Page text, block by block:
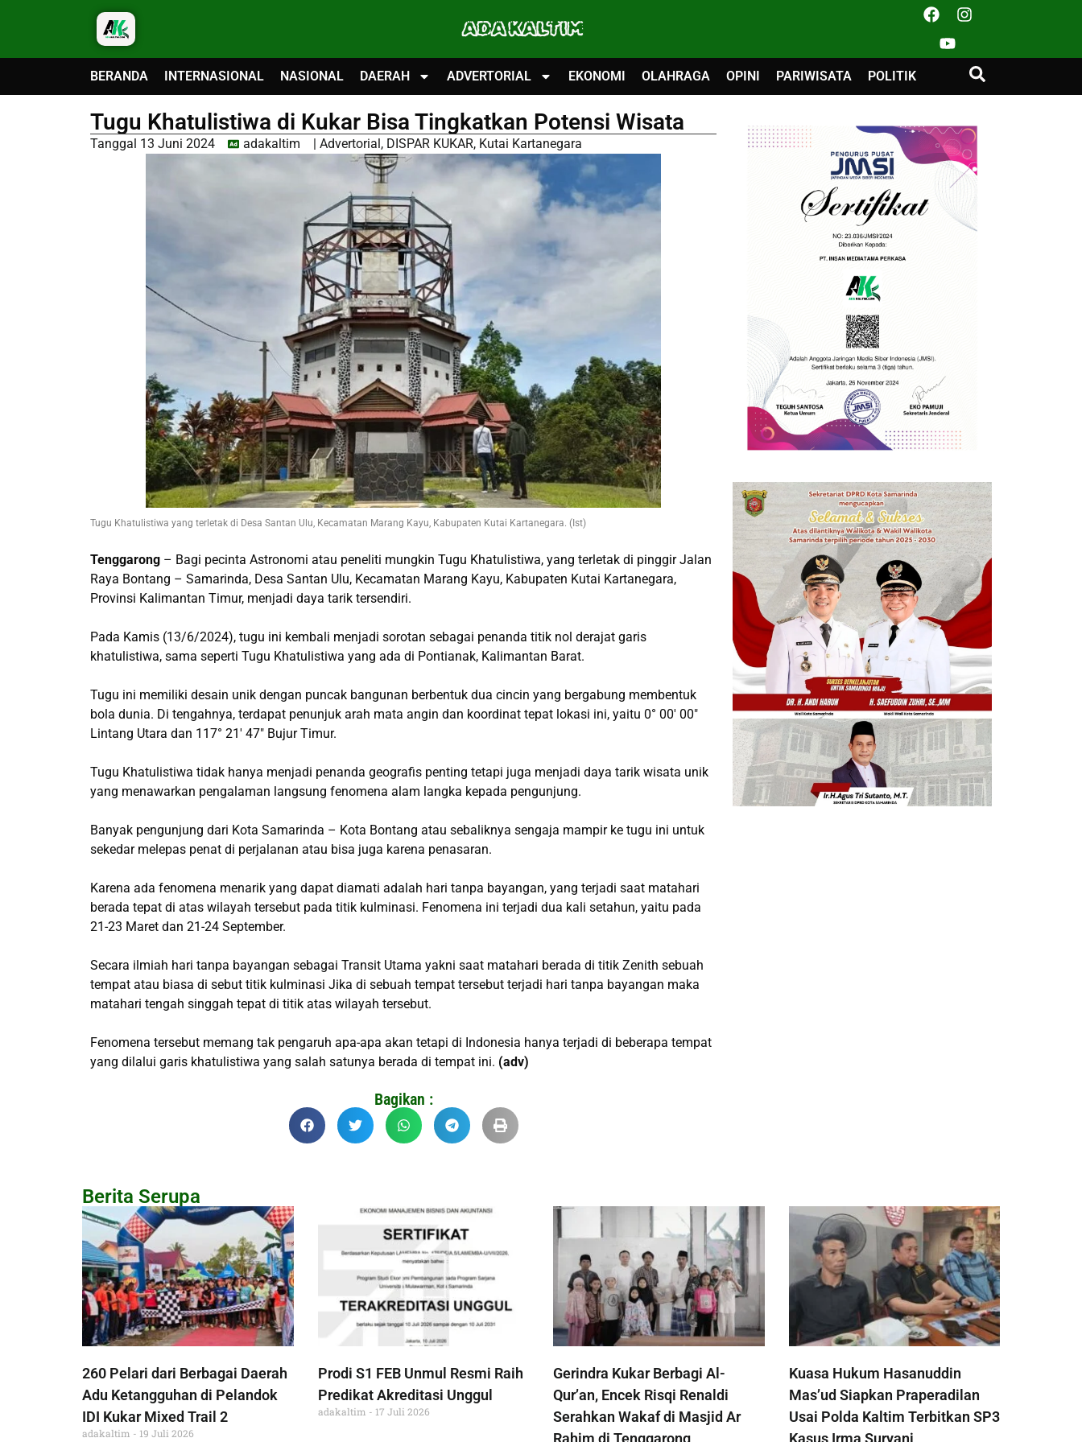
ADA KALTIM
BERANDA INTERNASIONAL NASIONAL DAERAH ADVERTORIAL EKONOMI OLAHRAGA OPINI PARIWISATA POLITIK
Tugu Khatulistiwa di Kukar Bisa Tingkatkan Potensi Wisata
Tanggal 13 Juni 2024 adakaltim | Advertorial, DISPAR KUKAR, Kutai Kartanegara
Tugu Khatulistiwa yang terletak di Desa Santan Ulu, Kecamatan Marang Kayu, Kabupaten Kutai Kartanegara. (Ist)
Tenggarong – Bagi pecinta Astronomi atau peneliti mungkin Tugu Khatulistiwa, yang terletak di pinggir Jalan
Raya Bontang – Samarinda, Desa Santan Ulu, Kecamatan Marang Kayu, Kabupaten Kutai Kartanegara,
Provinsi Kalimantan Timur, menjadi daya tarik tersendiri.
Pada Kamis (13/6/2024), tugu ini kembali menjadi sorotan sebagai penanda titik nol derajat garis
khatulistiwa, sama seperti Tugu Khatulistiwa yang ada di Pontianak, Kalimantan Barat.
Tugu ini memiliki desain unik dengan puncak bangunan berbentuk dua cincin yang bergabung membentuk
bola dunia. Di tengahnya, terdapat penunjuk arah mata angin dan koordinat tepat lokasi ini, yaitu 0° 00′ 00″
Lintang Utara dan 117° 21′ 47″ Bujur Timur.
Tugu Khatulistiwa tidak hanya menjadi penanda geografis penting tetapi juga menjadi daya tarik wisata unik
yang menawarkan pengalaman langsung fenomena alam langka kepada pengunjung.
Banyak pengunjung dari Kota Samarinda – Kota Bontang atau sebaliknya sengaja mampir ke tugu ini untuk
sekedar melepas penat di perjalanan atau bisa juga karena penasaran.
Karena ada fenomena menarik yang dapat diamati adalah hari tanpa bayangan, yang terjadi saat matahari
berada tepat di atas wilayah tersebut pada titik kulminasi. Fenomena ini terjadi dua kali setahun, yaitu pada
21-23 Maret dan 21-24 September.
Secara ilmiah hari tanpa bayangan sebagai Transit Utama yakni saat matahari berada di titik Zenith sebuah
tempat atau biasa di sebut titik kulminasi Jika di sebuah tempat tersebut terjadi hari tanpa bayangan maka
matahari tengah singgah tepat di titik atas wilayah tersebut.
Fenomena tersebut memang tak pengaruh apa-apa akan tetapi di Indonesia hanya terjadi di beberapa tempat
yang dilalui garis khatulistiwa yang salah satunya berada di tempat ini. (adv)
Bagikan :
Berita Serupa
260 Pelari dari Berbagai Daerah
Adu Ketangguhan di Pelandok
IDI Kukar Mixed Trail 2
adakaltim 19 Juli 2026
Prodi S1 FEB Unmul Resmi Raih
Predikat Akreditasi Unggul
adakaltim 17 Juli 2026
Gerindra Kukar Berbagi Al-
Qur’an, Encek Risqi Renaldi
Serahkan Wakaf di Masjid Ar
Rahim di Tenggarong
Kuasa Hukum Hasanuddin
Mas’ud Siapkan Praperadilan
Usai Polda Kaltim Terbitkan SP3
Kasus Irma Suryani